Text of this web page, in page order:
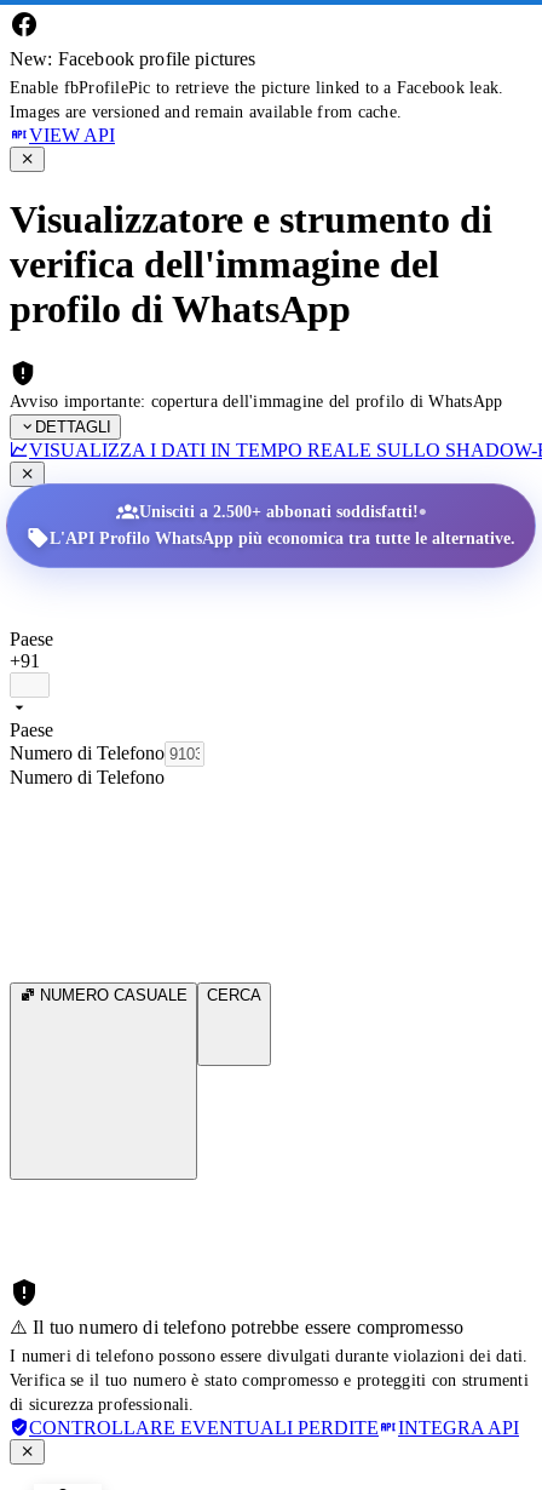
New: Facebook profile pictures
Enable fbProfilePic to retrieve the picture linked to a Facebook leak.
Images are versioned and remain available from cache.
VIEW API
Visualizzatore e strumento di
verifica dell'immagine del
profilo di WhatsApp
Avviso importante: copertura dell'immagine del profilo di WhatsApp
DETTAGLI
VISUALIZZA I DATI IN TEMPO REALE SULLO
Unisciti a 2.500+ abbonati soddisfatti!•
L'API Profilo WhatsApp più economica tra tutte le alternative.
Paese
+91
Paese
Numero di Telefono
Numero di Telefono
NUMERO CASUALE CERCA
⚠️ Il tuo numero di telefono potrebbe essere compromesso
I numeri di telefono possono essere divulgati durante violazioni dei dati.
Verifica se il tuo numero è stato compromesso e proteggiti con strumenti
di sicurezza professionali.
CONTROLLARE EVENTUALI PERDITE INTEGRA API